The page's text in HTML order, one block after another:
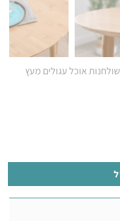
שולחנות אוכל עגולים מעץ